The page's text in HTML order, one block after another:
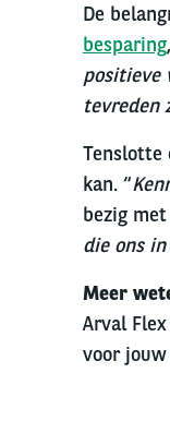
De
besparing
positieve
tevreden
Tenslotte
kan. “
bezig
die ons
Meer
Arval
voor